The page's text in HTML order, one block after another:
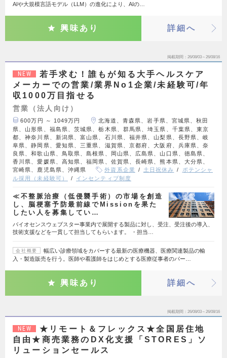
AIや大規模言語モデル（LLM）の進化により、AIの…
興味あり 詳細へ
掲載期間 26/08/03～26/08/16
NEW
若手求む！誰もが知る大手ヘルスケア
メーカーでの営業/業界No1企業/未経験可/年
収1000万目指せる
営業（法人向け）
600万円 ～ 1049万円
北海道、青森県、岩手県、宮城県、秋田
県、山形県、福島県、茨城県、栃木県、群馬県、埼玉県、千葉県、東京
都、神奈川県、新潟県、富山県、石川県、福井県、山梨県、長野県、岐
阜県、静岡県、愛知県、三重県、滋賀県、京都府、大阪府、兵庫県、奈
良県、和歌山県、鳥取県、島根県、岡山県、広島県、山口県、徳島県、
香川県、愛媛県、高知県、福岡県、佐賀県、長崎県、熊本県、大分県、
宮崎県、鹿児島県、沖縄県
外資系企業 土日祝休み
ポテンシャ
ル採用（未経験可）
インセンティブ制度
≪不整脈治療（低侵襲手術）の市場を創造
し、脳梗塞予防最前線でMissionを果た
したい人を募集してい…
バイオセンスウェブスター事業内で展開する製品に対し、受注、受注後の導入、
技術支援などを一貫して担当してもらいます。 ・担当…
会社概要
幅広い診療領域をカバーする最新の医療機器、医療関連製品の輸
入・製造販売を行う。医師や看護師をはじめとする医療従事者のパー…
興味あり 詳細へ
掲載期間 26/08/03～26/08/16
NEW
★リモート＆フレックス★全国居住地
自由★商売業務のDX化支援「STORES」ソ
リューションセールス